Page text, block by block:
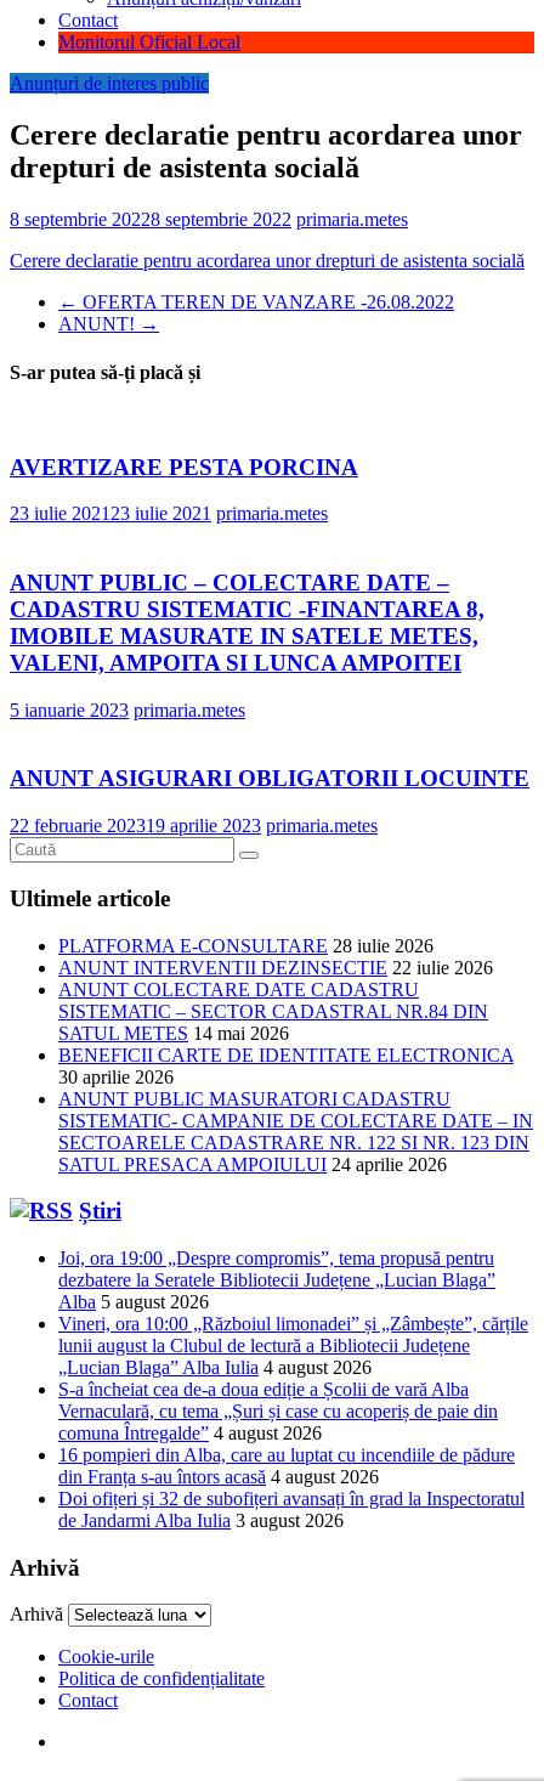
Contact
Monitorul Oficial Local
Anunțuri de interes public
Cerere declaratie pentru acordarea unor
drepturi de asistenta socială
8 septembrie 20228 septembrie 2022 primaria.metes
Cerere declaratie pentru acordarea unor drepturi de asistenta socială
← OFERTA TEREN DE VANZARE -26.08.2022
ANUNT! →
S-ar putea să-ți placă și
AVERTIZARE PESTA PORCINA
23 iulie 2021 23 iulie 2021 primaria.metes
ANUNT PUBLIC – COLECTARE DATE –
CADASTRU SISTEMATIC -FINANTAREA 8,
IMOBILE MASURATE IN SATELE METES,
VALENI, AMPOITA SI LUNCA AMPOITEI
5 ianuarie 2023 primaria.metes
ANUNT ASIGURARI OBLIGATORII LOCUINTE
22 februarie 202319 aprilie 2023 primaria.metes
Ultimele articole
PLATFORMA E-CONSULTARE 28 iulie 2026
ANUNT INTERVENTII DEZINSECTIE 22 iulie 2026
ANUNT COLECTARE DATE CADASTRU
SISTEMATIC – SECTOR CADASTRAL NR.84 DIN
SATUL METES 14 mai 2026
BENEFICII CARTE DE IDENTITATE ELECTRONICA
30 aprilie 2026
ANUNT PUBLIC MASURATORI CADASTRU
SISTEMATIC- CAMPANIE DE COLECTARE DATE – IN
SECTOARELE CADASTRARE NR. 122 SI NR. 123 DIN
SATUL PRESACA AMPOIULUI 24 aprilie 2026
Știri
Joi, ora 19:00 „Despre compromis”, tema propusă pentru
dezbatere la Seratele Bibliotecii Județene „Lucian Blaga”
Alba 5 august 2026
Vineri, ora 10:00 „Războiul limonadei” și „Zâmbește”, cărțile
lunii august la Clubul de lectură a Bibliotecii Județene
„Lucian Blaga” Alba Iulia 4 august 2026
S-a încheiat cea de-a doua ediție a Școlii de vară Alba
Vernaculară, cu tema „Șuri și case cu acoperiș de paie din
comuna Întregalde” 4 august 2026
16 pompieri din Alba, care au luptat cu incendiile de pădure
din Franța s-au întors acasă 4 august 2026
Doi ofițeri și 32 de subofițeri avansați în grad la Inspectoratul
de Jandarmi Alba Iulia 3 august 2026
Arhivă
Arhivă
Cookie-urile
Politica de confidențialitate
Contact